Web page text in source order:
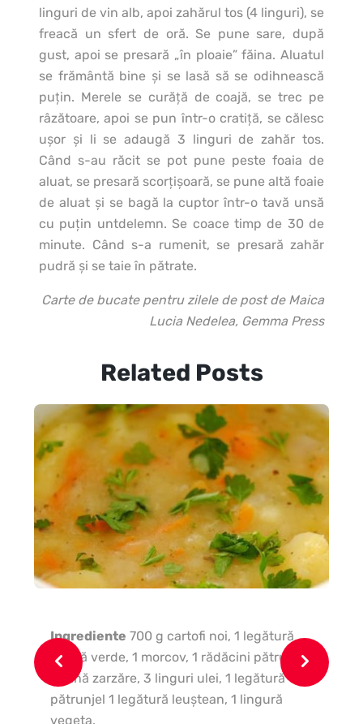
linguri de vin alb, apoi zahărul tos (4 linguri), se
freacă un sfert de oră. Se pune sare, după
gust, apoi se presară „în ploaie” făina. Aluatul
se frământă bine şi se lasă să se odihnească
puţin. Merele se curăţă de coajă, se trec pe
râzătoare, apoi se pun într-o cratiţă, se călesc
uşor şi li se adaugă 3 linguri de zahăr tos.
Când s-au răcit se pot pune peste foaia de
aluat, se presară scorţişoară, se pune altă foaie
de aluat şi se bagă la cuptor într-o tavă unsă
cu puţin untdelemn. Se coace timp de 30 de
minute. Când s-a rumenit, se presară zahăr
pudră şi se taie în pătrate.
Carte de bucate pentru zilele de post de Maica
Lucia Nedelea, Gemma Press
Related Posts
Ingrediente 700 g cartofi noi, 1 legătură
ceapă verde, 1 morcov, 1 rădăcini pătrunjel,
1 cană zarzăre, 3 linguri ulei, 1 legătură
pătrunjel 1 legătură leuştean, 1 lingură
vegeta.